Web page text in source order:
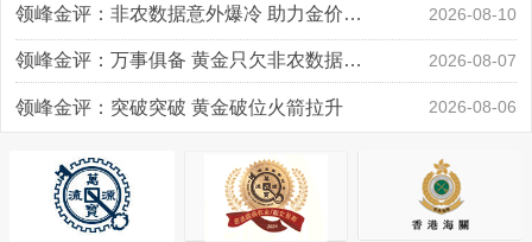
领峰金评：非农数据意外爆冷 助力金价大涨创新高 2026-08-10
领峰金评：万事俱备 黄金只欠非农数据“东风” 2026-08-07
领峰金评：突破突破 黄金破位火箭拉升 2026-08-06